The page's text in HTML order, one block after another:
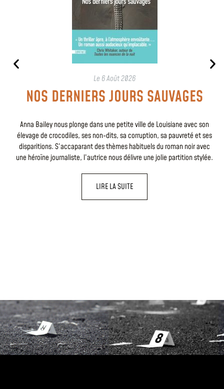
Le 6 Août 2026
NOS DERNIERS JOURS SAUVAGES
Anna Bailey nous plonge dans une petite ville de Louisiane avec son
élevage de crocodiles, ses non-dits, sa corruption, sa pauvreté et ses
disparitions. S’accaparant des thèmes habituels du roman noir avec
une héroïne journaliste, l’autrice nous délivre une jolie partition stylée.
LIRE LA SUITE